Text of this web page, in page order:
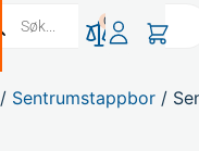
0
/ Sentrumstappbor /